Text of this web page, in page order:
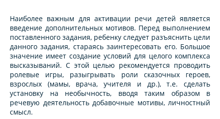
Наиболее важным для активации речи детей является
введение дополнительных мотивов. Перед выполнением
поставленного задания, ребенку следует разъяснить цели
данного задания, стараясь заинтересовать его. Большое
значение имеет создание условий для целого комплекса
высказываний. С этой целью рекомендуется проводить
ролевые игры, разыгрывать роли сказочных героев,
взрослых (мамы, врача, учителя и др.), т.е. сделать
установку на необычность, вводя таким образом в
речевую деятельность добавочные мотивы, личностный
смысл.